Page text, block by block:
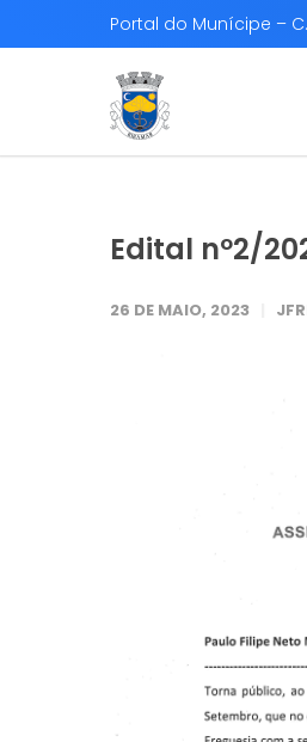
Portal do Munícipe –
Edital nº2/
26 DE MAIO, 2023